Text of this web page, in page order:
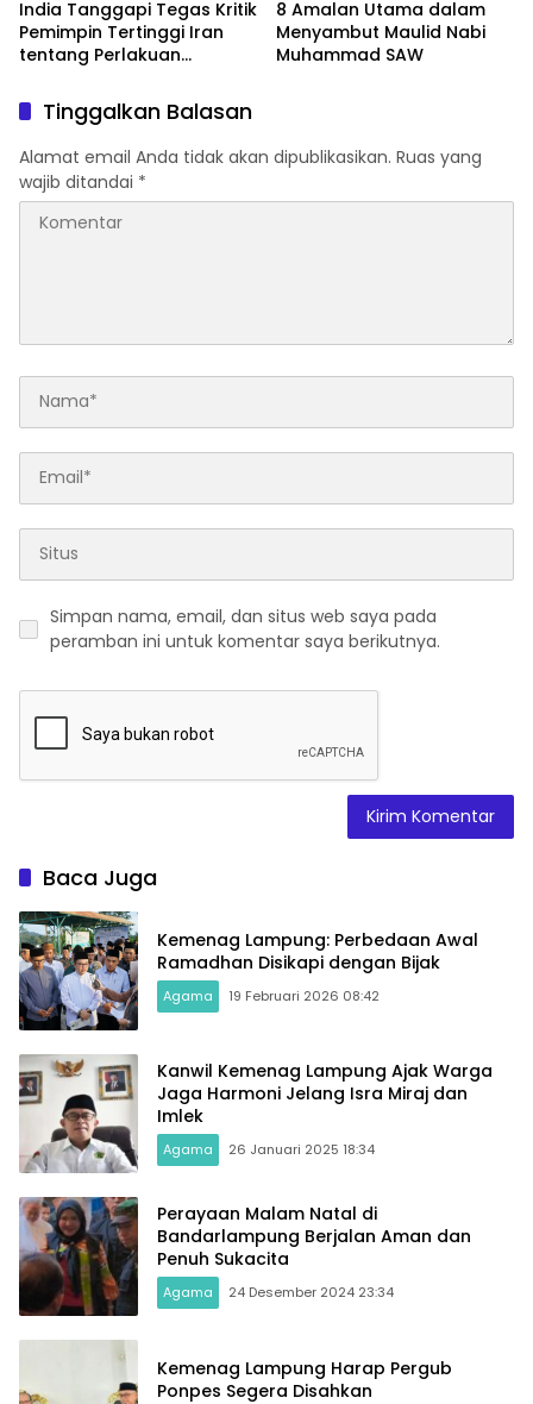
India Tanggapi Tegas Kritik
Pemimpin Tertinggi Iran
tentang Perlakuan
8 Amalan Utama dalam
Menyambut Maulid Nabi
Muhammad SAW
Tinggalkan Balasan
Alamat email Anda tidak akan dipublikasikan. Ruas yang
wajib ditandai *
Simpan nama, email, dan situs web saya pada
peramban ini untuk komentar saya berikutnya.
Baca Juga
Kemenag Lampung: Perbedaan Awal
Ramadhan Disikapi dengan Bijak
Agama 19 Februari 2026 08:42
Kanwil Kemenag Lampung Ajak Warga
Jaga Harmoni Jelang Isra Miraj dan
Imlek
Agama 26 Januari 2025 18:34
Perayaan Malam Natal di
Bandarlampung Berjalan Aman dan
Penuh Sukacita
Agama 24 Desember 2024 23:34
Kemenag Lampung Harap Pergub
Ponpes Segera Disahkan